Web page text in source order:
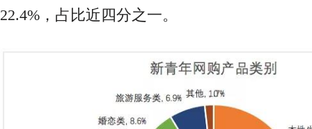
22.4%，占比近四分之一。